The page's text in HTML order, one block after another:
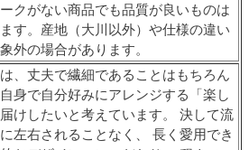
クがない商品でも品質が良いものは
す。産地（大川以外）や仕様の違い
外の場合があります。
、丈夫で繊細であることはもちろん
身で自分好みにアレンジする「楽し
けしたいと考えています。 決して流
左右されることなく、 長く愛用でき